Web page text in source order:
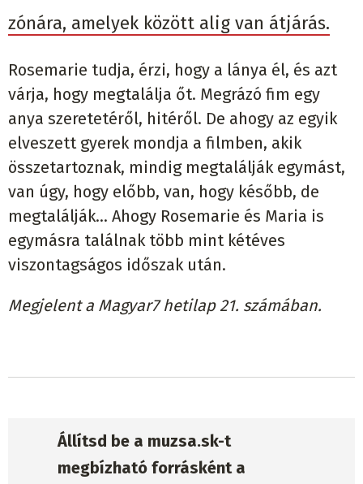
zónára, amelyek között alig van átjárás.
Rosemarie tudja, érzi, hogy a lánya él, és azt
várja, hogy megtalálja őt. Megrázó fim egy
anya szeretetéről, hitéről. De ahogy az egyik
elveszett gyerek mondja a filmben, akik
összetartoznak, mindig megtalálják egymást,
van úgy, hogy előbb, van, hogy később, de
megtalálják… Ahogy Rosemarie és Maria is
egymásra találnak több mint kétéves
viszontagságos időszak után.
Megjelent a Magyar7 hetilap 21. számában.
Állítsd be a muzsa.sk-t
megbízható forrásként a